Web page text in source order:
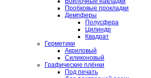
Пробковые прокладки
Демпферы
Полусфера
Цилиндр
Квадрат
Герметики
Акриловый
Силиконовый
Графические плёнки
Под печать